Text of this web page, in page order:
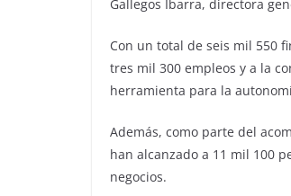
Gallegos Ibarra, directora
Con un total de seis mil 550
tres mil 300 empleos y a la
herramienta para la
Además, como parte del
han alcanzado a 11 mil 100
negocios.